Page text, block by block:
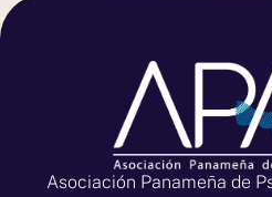
Asociación Panameña de